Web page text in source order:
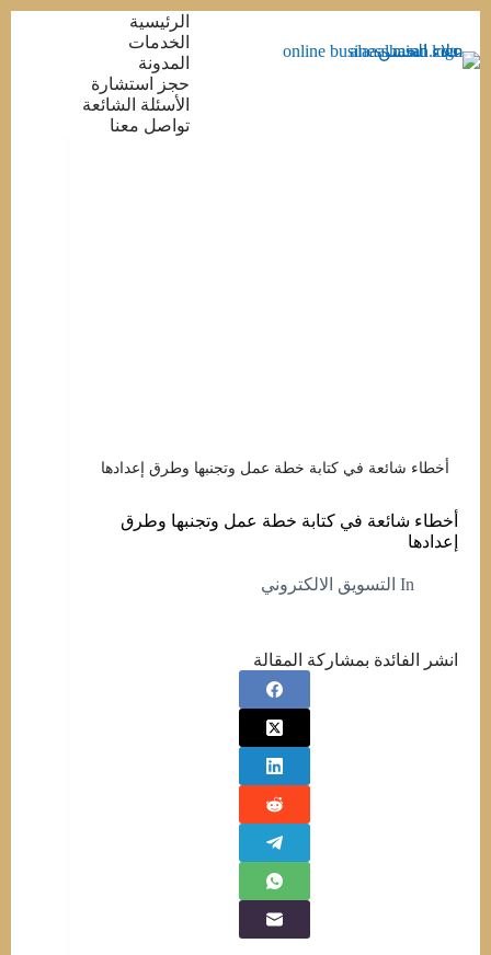
المحتوى
الرئيسية
الخدمات
المدونة
حجز استشارة
الأسئلة الشائعة
تواصل معنا
أخطاء شائعة في كتابة خطة عمل وتجنبها وطرق إعدادها
أخطاء شائعة في كتابة خطة عمل وتجنبها وطرق
إعدادها
In التسويق الالكتروني
انشر الفائدة بمشاركة المقالة